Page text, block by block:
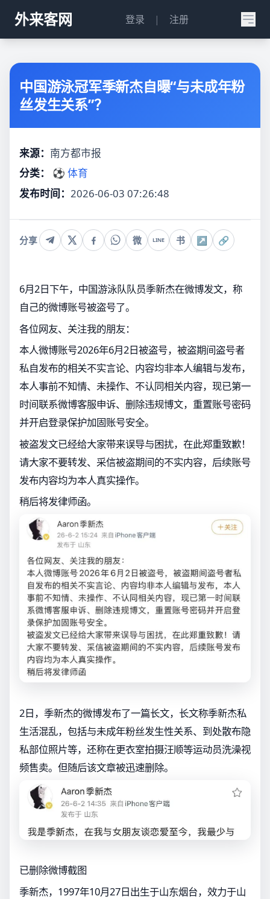
外来客网 登录 | 注册
中国游泳冠军季新杰自曝“与未成年粉
丝发生关系”？
来源： 南方都市报
分类：
⚽ 体育
发布时间： 2026-06-03 07:26:48
分享 微 LINE 书 ↗ 🔗
6月2日下午，中国游泳队队员季新杰在微博发文，称
自己的微博账号被盗号了。
各位网友、关注我的朋友：
本人微博账号2026年6月2日被盗号，被盗期间盗号者
私自发布的相关不实言论、内容均非本人编辑与发布，
本人事前不知情、未操作、不认同相关内容，现已第一
时间联系微博客服申诉、删除违规博文，重置账号密码
并开启登录保护加固账号安全。
被盗发文已经给大家带来误导与困扰，在此郑重致歉！
请大家不要转发、采信被盗期间的不实内容，后续账号
发布内容均为本人真实操作。
稍后将发律师函。
2日，季新杰的微博发布了一篇长文，长文称季新杰私
生活混乱，包括与未成年粉丝发生性关系、到处散布隐
私部位照片等，还称在更衣室拍摄汪顺等运动员洗澡视
频售卖。但随后该文章被迅速删除。
已删除微博截图
季新杰，1997年10月27日出生于山东烟台，效力于山